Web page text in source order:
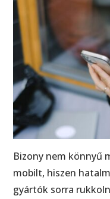
Bizony nem könnyű
mobilt, hiszen
gyártók sorra